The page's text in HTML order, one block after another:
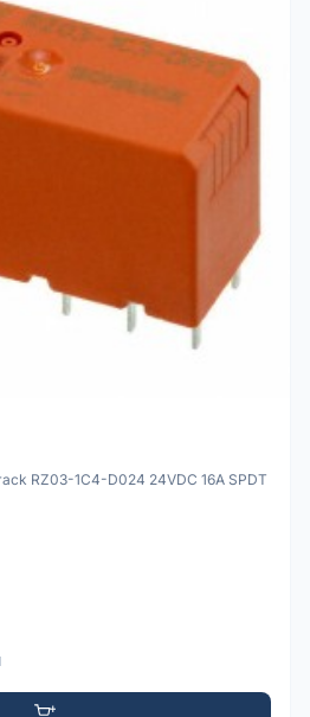
RZ03-1C4-D024 24VDC 16A SPDT